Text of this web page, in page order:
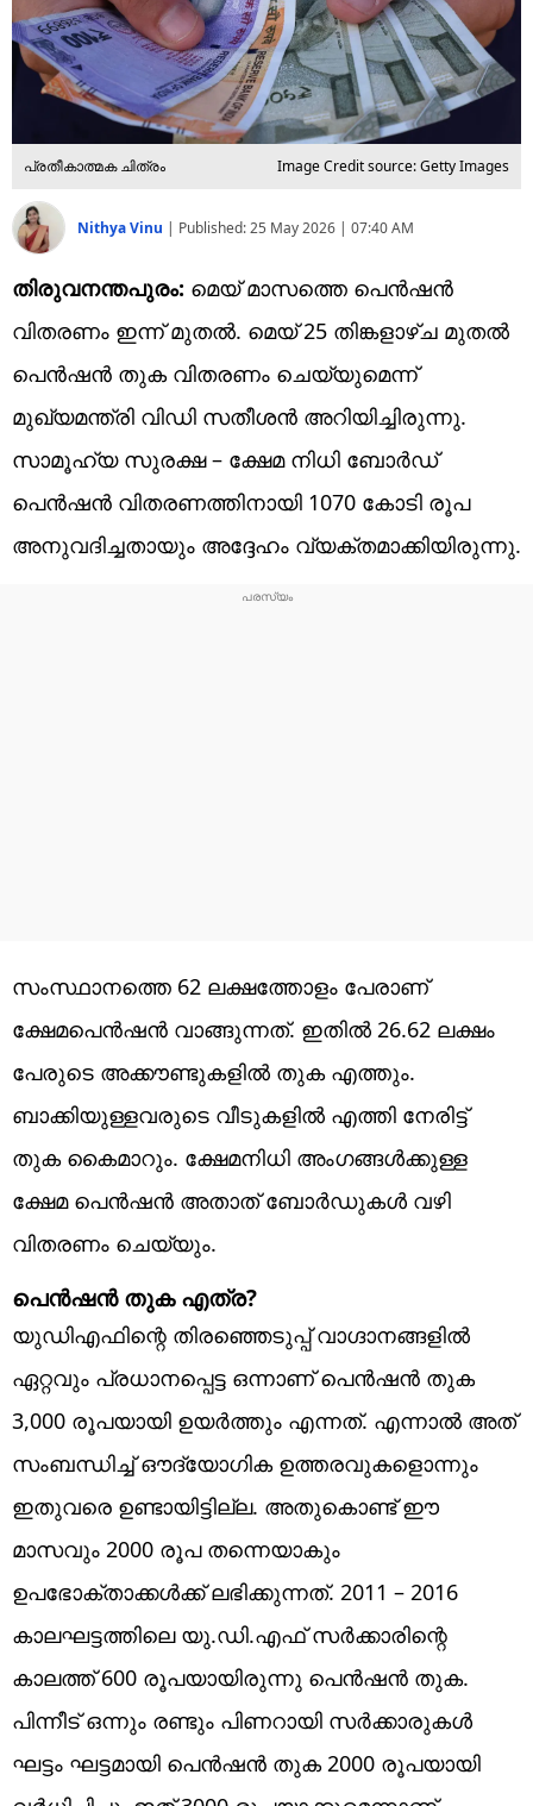
പ്രതീകാത്മക ചിത്രം Image Credit source: Getty Images
Nithya Vinu | Published:25 May 2026 | 07:40 AM
തിരുവനന്തപുരം: മെയ് മാസത്തെ പെൻഷൻ
വിതരണം ഇന്ന് മുതൽ. മെയ് 25 തിങ്കളാഴ്ച മുതൽ
പെൻഷൻ തുക വിതരണം ചെയ്യുമെന്ന്
മുഖ്യമന്ത്രി വിഡി സതീശൻ അറിയിച്ചിരുന്നു.
സാമൂഹ്യ സുരക്ഷ – ക്ഷേമ നിധി ബോര്‍ഡ്
പെന്‍ഷന്‍ വിതരണത്തിനായി 1070 കോടി രൂപ
അനുവദിച്ചതായും അദ്ദേഹം വ്യക്തമാക്കിയിരുന്നു.
സംസ്ഥാനത്തെ 62 ലക്ഷത്തോളം പേരാണ്
ക്ഷേമപെൻഷൻ വാങ്ങുന്നത്. ഇതിൽ 26.62 ലക്ഷം
പേരുടെ അക്കൗണ്ടുകളിൽ തുക എത്തും.
ബാക്കിയുള്ളവരുടെ വീടുകളിൽ എത്തി നേരിട്ട്
തുക കൈമാറും. ക്ഷേമനിധി അംഗങ്ങൾക്കുള്ള
ക്ഷേമ പെൻഷൻ അതാത് ബോർഡുകൾ വഴി
വിതരണം ചെയ്യും.
പെൻഷൻ തുക എത്ര?
യുഡിഎഫിന്റെ തിരഞ്ഞെടുപ്പ് വാഗ്ദാനങ്ങളിൽ
ഏറ്റവും പ്രധാനപ്പെട്ട ഒന്നാണ് പെൻഷൻ തുക
3,000 രൂപയായി ഉയർത്തും എന്നത്. എന്നാൽ അത്
സംബന്ധിച്ച് ഔദ്യോഗിക ഉത്തരവുകളൊന്നും
ഇതുവരെ ഉണ്ടായിട്ടില്ല. അതുകൊണ്ട് ഈ
മാസവും 2000 രൂപ തന്നെയാകും
ഉപഭോക്താക്കൾക്ക് ലഭിക്കുന്നത്. 2011 – 2016
കാലഘട്ടത്തിലെ യു.ഡി.എഫ് സർക്കാരിന്റെ
കാലത്ത് 600 രൂപയായിരുന്നു പെൻഷൻ തുക.
പിന്നീട് ഒന്നും രണ്ടും പിണറായി സർക്കാരുകൾ
ഘട്ടം ഘട്ടമായി പെൻഷൻ തുക 2000 രൂപയായി